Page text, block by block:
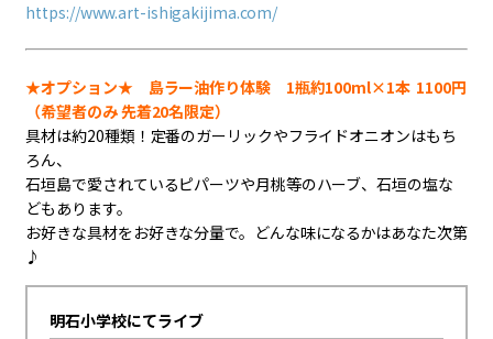
https://www.art-ishigakijima.com/
★オプション★ 島ラー油作り体験 1瓶約100ml×1本 1100円
（希望者のみ 先着20名限定）
具材は約20種類！定番のガーリックやフライドオニオンはもち
ろん、
石垣島で愛されているピパーツや月桃等のハーブ、石垣の塩な
どもあります。
お好きな具材をお好きな分量で。どんな味になるかはあなた次第
♪
明石小学校にてライブ